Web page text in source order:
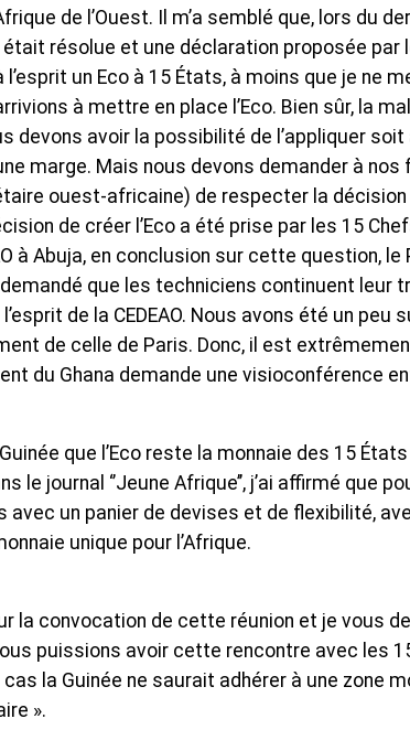
de l’Ouest. Il m’a semblé que, lors du
résolue et une déclaration proposée par
un Eco à 15 États, à moins que je ne
à mettre en place l’Eco. Bien sûr, la
devons avoir la possibilité de l’appliquer
marge. Mais nous devons demander à nos
ouest-africaine) de respecter la décision
de créer l’Eco a été prise par les 15
à Abuja, en conclusion sur cette question,
que les techniciens continuent leur
de la CEDEAO. Nous avons été un peu
de celle de Paris. Donc, il est
du Ghana demande une visioconférence
que l’Eco reste la monnaie des 15 États
le journal ‘’Jeune Afrique’’, j’ai affirmé que
avec un panier de devises et de flexibilité,
unique pour l’Afrique.
la convocation de cette réunion et je vous
puissions avoir cette rencontre avec les
cas la Guinée ne saurait adhérer à une zone
».